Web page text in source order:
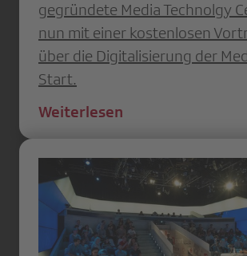
gegründete Media Technolgy
nun mit einer kostenlosen
über die Digitalisierung der
Start.
Weiterlesen